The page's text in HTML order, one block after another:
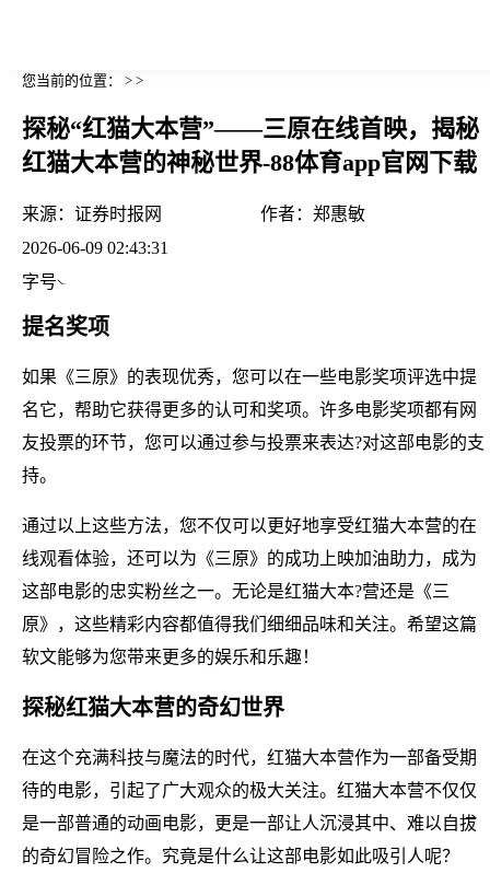
您当前的位置： > >
探秘“红猫大本营”——三原在线首映，揭秘
红猫大本营的神秘世界-88体育app官网下载
来源： 证券时报网 作者： 郑惠敏
2026-06-09 02:43:31
字号
提名奖项
如果《三原》的表现优秀，您可以在一些电影奖项评选中提
名它，帮助它获得更多的认可和奖项。许多电影奖项都有网
友投票的环节，您可以通过参与投票来表达?对这部电影的支
持。
通过以上这些方法，您不仅可以更好地享受红猫大本营的在
线观看体验，还可以为《三原》的成功上映加油助力，成为
这部电影的忠实粉丝之一。无论是红猫大本?营还是《三
原》，这些精彩内容都值得我们细细品味和关注。希望这篇
软文能够为您带来更多的娱乐和乐趣！
探秘红猫大本营的奇幻世界
在这个充满科技与魔法的时代，红猫大本营作为一部备受期
待的电影，引起了广大观众的极大关注。红猫大本营不仅仅
是一部普通的动画电影，更是一部让人沉浸其中、难以自拔
的奇幻冒险之作。究竟是什么让这部电影如此吸引人呢？